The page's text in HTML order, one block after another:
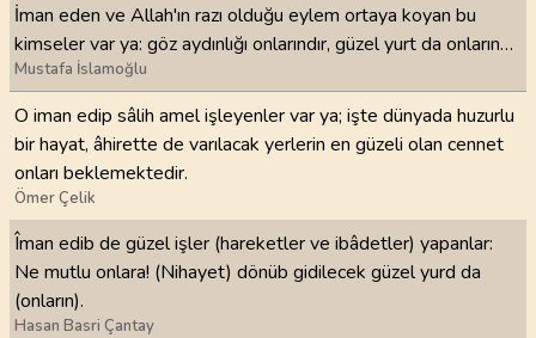
İman eden ve Allah'ın razı olduğu eylem ortaya koyan bu
kimseler var ya: göz aydınlığı onlarındır, güzel yurt da onların…
Mustafa İslamoğlu
O iman edip sâlih amel işleyenler var ya; işte dünyada huzurlu
bir hayat, âhirette de varılacak yerlerin en güzeli olan cennet
onları beklemektedir.
Ömer Çelik
Îman edib de güzel işler (hareketler ve ibâdetler) yapanlar:
Ne mutlu onlara! (Nihayet) dönüb gidilecek güzel yurd da
(onların).
Hasan Basri Çantay